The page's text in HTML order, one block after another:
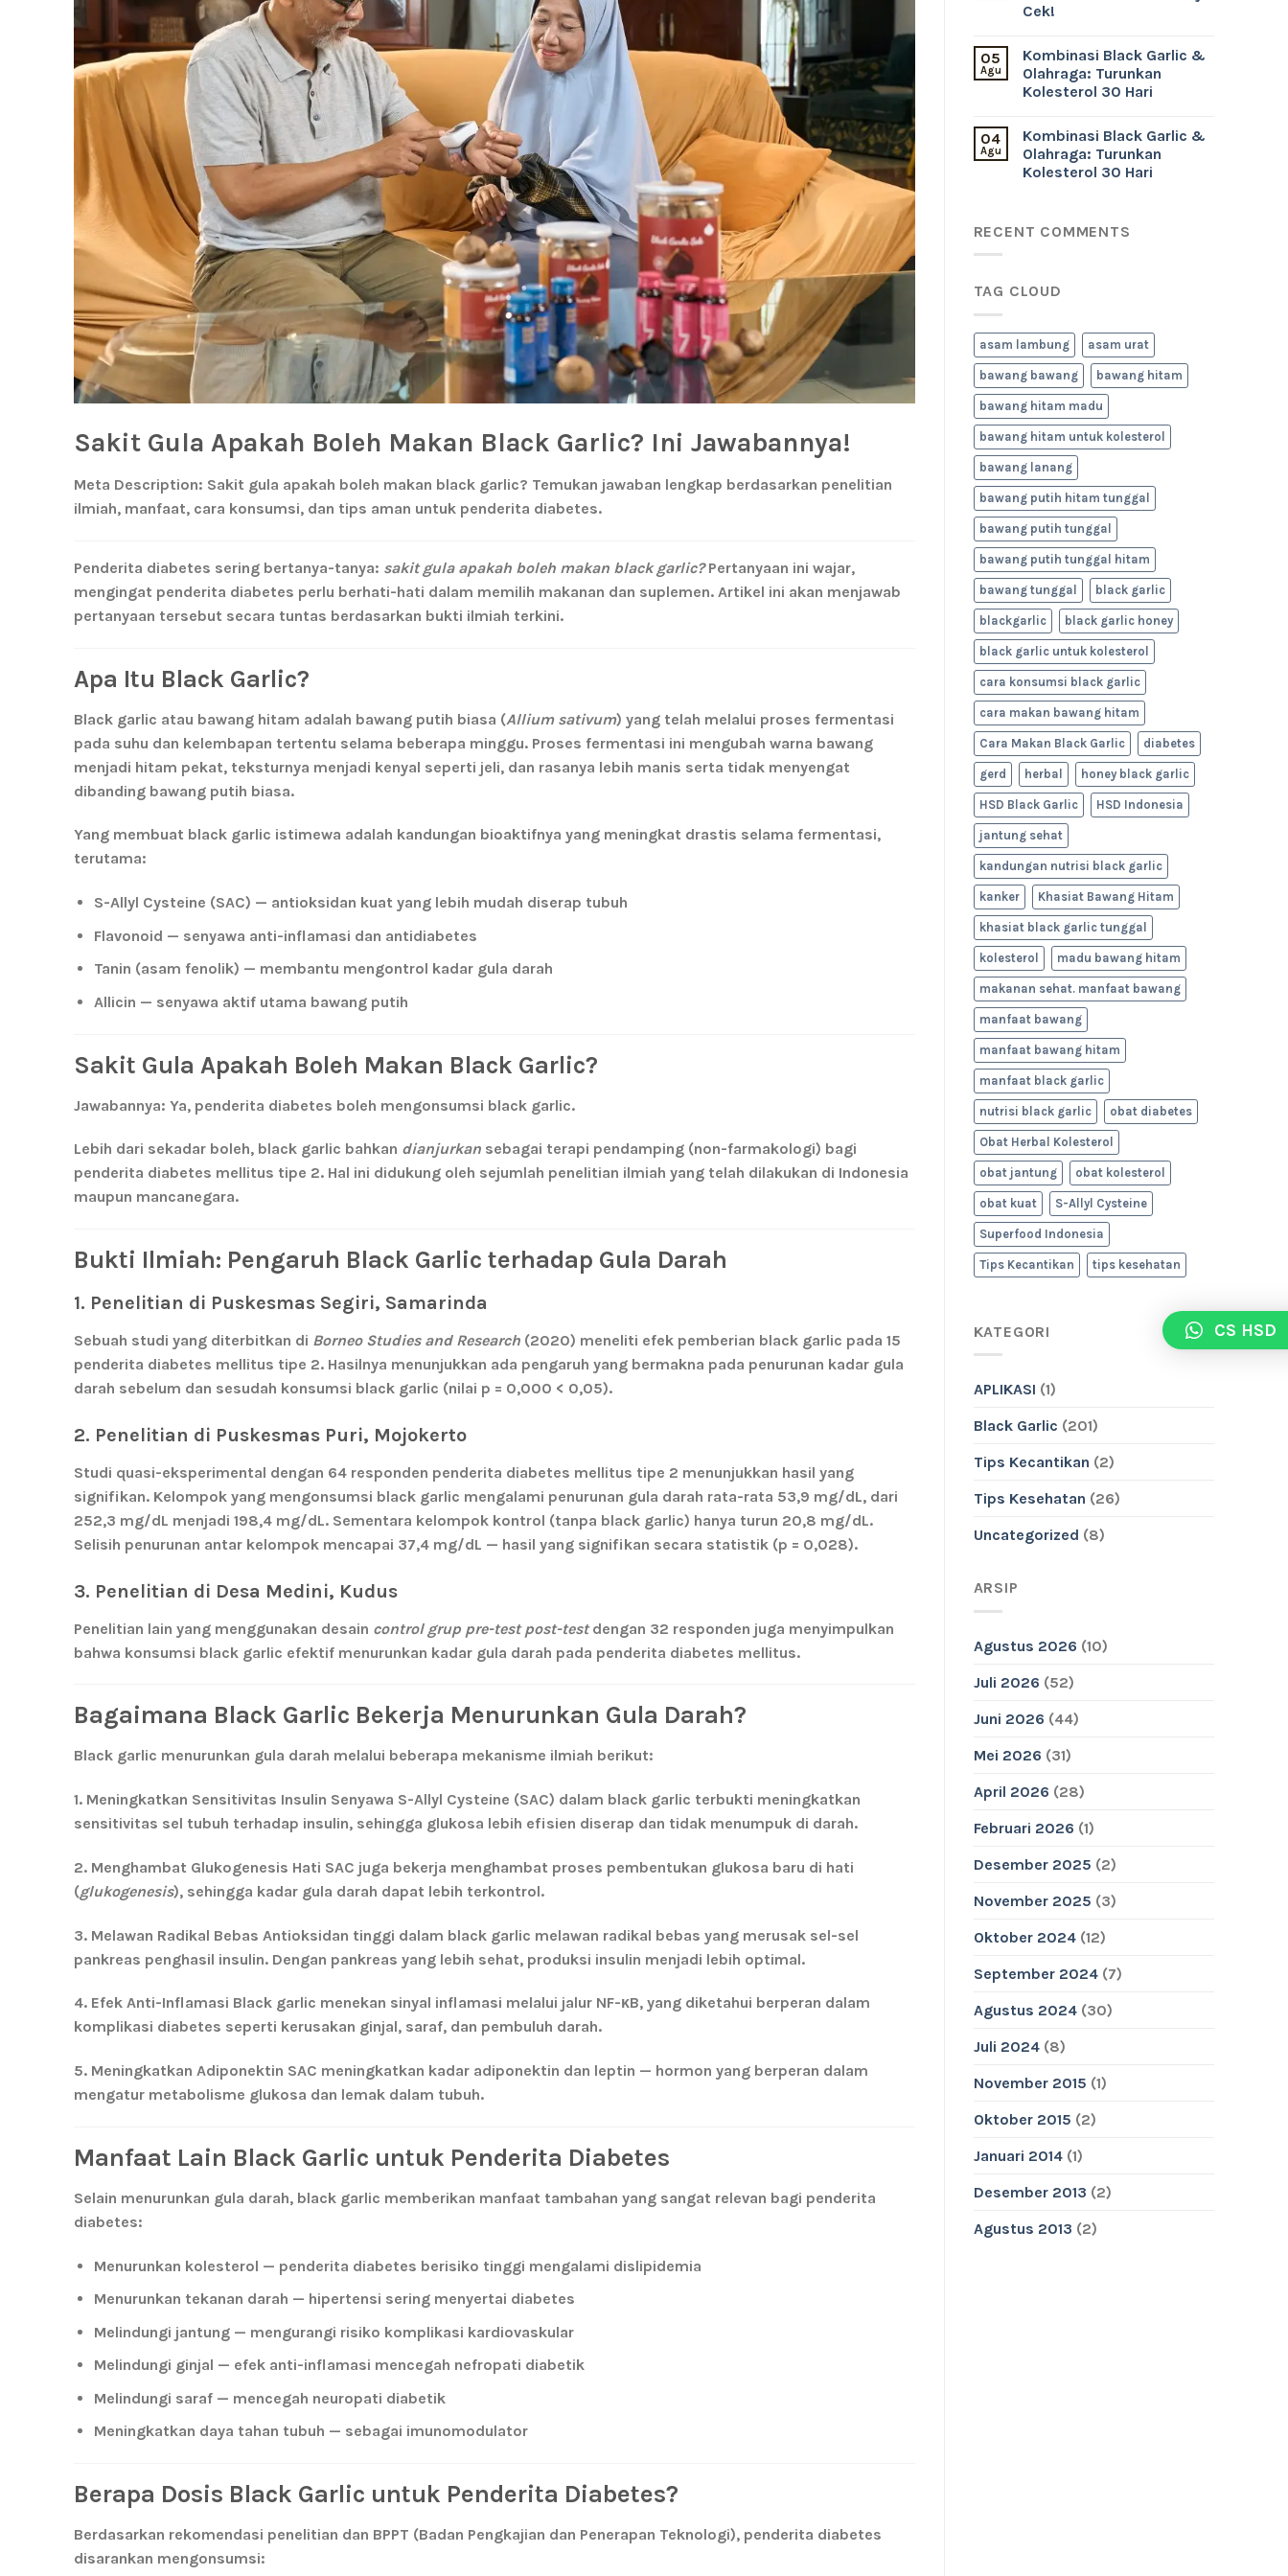
Sakit Gula Apakah Boleh Makan Black Garlic? Ini Jawabannya!
Meta Description: Sakit gula apakah boleh makan black garlic? Temukan jawaban lengkap berdasarkan penelitian
ilmiah, manfaat, cara konsumsi, dan tips aman untuk penderita diabetes.
Penderita diabetes sering bertanya-tanya: sakit gula apakah boleh makan black garlic?Pertanyaan ini wajar,
mengingat penderita diabetes perlu berhati-hati dalam memilih makanan dan suplemen. Artikel ini akan menjawab
pertanyaan tersebut secara tuntas berdasarkan bukti ilmiah terkini.
Apa Itu Black Garlic?
Black garlic atau bawang hitam adalah bawang putih biasa (Allium sativum) yang telah melalui proses fermentasi
pada suhu dan kelembapan tertentu selama beberapa minggu. Proses fermentasi ini mengubah warna bawang
menjadi hitam pekat, teksturnya menjadi kenyal seperti jeli, dan rasanya lebih manis serta tidak menyengat
dibanding bawang putih biasa.
Yang membuat black garlic istimewa adalah kandungan bioaktifnya yang meningkat drastis selama fermentasi,
terutama:
S-Allyl Cysteine (SAC) — antioksidan kuat yang lebih mudah diserap tubuh
Flavonoid — senyawa anti-inflamasi dan antidiabetes
Tanin (asam fenolik) — membantu mengontrol kadar gula darah
Allicin — senyawa aktif utama bawang putih
Sakit Gula Apakah Boleh Makan Black Garlic?
Jawabannya: Ya, penderita diabetes boleh mengonsumsi black garlic.
Lebih dari sekadar boleh, black garlic bahkan dianjurkan sebagai terapi pendamping (non-farmakologi) bagi
penderita diabetes mellitus tipe 2. Hal ini didukung oleh sejumlah penelitian ilmiah yang telah dilakukan di Indonesia
maupun mancanegara.
Bukti Ilmiah: Pengaruh Black Garlic terhadap Gula Darah
1. Penelitian di Puskesmas Segiri, Samarinda
Sebuah studi yang diterbitkan di Borneo Studies and Research (2020) meneliti efek pemberian black garlic pada 15
penderita diabetes mellitus tipe 2. Hasilnya menunjukkan ada pengaruh yang bermakna pada penurunan kadar gula
darah sebelum dan sesudah konsumsi black garlic (nilai p = 0,000 < 0,05).
2. Penelitian di Puskesmas Puri, Mojokerto
Studi quasi-eksperimental dengan 64 responden penderita diabetes mellitus tipe 2 menunjukkan hasil yang
signifikan. Kelompok yang mengonsumsi black garlic mengalami penurunan gula darah rata-rata 53,9 mg/dL, dari
252,3 mg/dL menjadi 198,4 mg/dL. Sementara kelompok kontrol (tanpa black garlic) hanya turun 20,8 mg/dL.
Selisih penurunan antar kelompok mencapai 37,4 mg/dL — hasil yang signifikan secara statistik (p = 0,028).
3. Penelitian di Desa Medini, Kudus
Penelitian lain yang menggunakan desain control grup pre-test post-testdengan 32 responden juga menyimpulkan
bahwa konsumsi black garlic efektif menurunkan kadar gula darah pada penderita diabetes mellitus.
Bagaimana Black Garlic Bekerja Menurunkan Gula Darah?
Black garlic menurunkan gula darah melalui beberapa mekanisme ilmiah berikut:
1. Meningkatkan Sensitivitas Insulin Senyawa S-Allyl Cysteine (SAC) dalam black garlic terbukti meningkatkan
sensitivitas sel tubuh terhadap insulin, sehingga glukosa lebih efisien diserap dan tidak menumpuk di darah.
2. Menghambat Glukogenesis Hati SAC juga bekerja menghambat proses pembentukan glukosa baru di hati
(glukogenesis), sehingga kadar gula darah dapat lebih terkontrol.
3. Melawan Radikal Bebas Antioksidan tinggi dalam black garlic melawan radikal bebas yang merusak sel-sel
pankreas penghasil insulin. Dengan pankreas yang lebih sehat, produksi insulin menjadi lebih optimal.
4. Efek Anti-Inflamasi Black garlic menekan sinyal inflamasi melalui jalur NF-κB, yang diketahui berperan dalam
komplikasi diabetes seperti kerusakan ginjal, saraf, dan pembuluh darah.
5. Meningkatkan Adiponektin SAC meningkatkan kadar adiponektin dan leptin — hormon yang berperan dalam
mengatur metabolisme glukosa dan lemak dalam tubuh.
Manfaat Lain Black Garlic untuk Penderita Diabetes
Selain menurunkan gula darah, black garlic memberikan manfaat tambahan yang sangat relevan bagi penderita
diabetes:
Menurunkan kolesterol — penderita diabetes berisiko tinggi mengalami dislipidemia
Menurunkan tekanan darah — hipertensi sering menyertai diabetes
Melindungi jantung— mengurangi risiko komplikasi kardiovaskular
Melindungi ginjal — efek anti-inflamasi mencegah nefropati diabetik
Melindungi saraf— mencegah neuropati diabetik
Meningkatkan daya tahan tubuh — sebagai imunomodulator
Berapa Dosis Black Garlic untuk Penderita Diabetes?
Berdasarkan rekomendasi penelitian dan BPPT (Badan Pengkajian dan Penerapan Teknologi), penderita diabetes
disarankan mengonsumsi:
Cek!
05
Agu
Kombinasi Black Garlic &
Olahraga: Turunkan
Kolesterol 30 Hari
04
Agu
Kombinasi Black Garlic &
Olahraga: Turunkan
Kolesterol 30 Hari
RECENT COMMENTS
TAG CLOUD
asam lambung asam urat
bawang bawang bawang hitam
bawang hitam madu
bawang hitam untuk kolesterol
bawang lanang
bawang putih hitam tunggal
bawang putih tunggal
bawang putih tunggal hitam
bawang tunggal black garlic
blackgarlic black garlic honey
black garlic untuk kolesterol
cara konsumsi black garlic
cara makan bawang hitam
Cara Makan Black Garlic diabetes
gerd herbal honey black garlic
HSD Black Garlic HSD Indonesia
jantung sehat
kandungan nutrisi black garlic
kanker Khasiat Bawang Hitam
khasiat black garlic tunggal
kolesterol madu bawang hitam
makanan sehat. manfaat bawang
manfaat bawang
manfaat bawang hitam
manfaat black garlic
nutrisi black garlic obat diabetes
Obat Herbal Kolesterol
obat jantung obat kolesterol
obat kuat S-Allyl Cysteine
Superfood Indonesia
Tips Kecantikan tips kesehatan
KATEGORI
APLIKASI (1)
Black Garlic (201)
Tips Kecantikan (2)
Tips Kesehatan (26)
Uncategorized (8)
ARSIP
Agustus 2026 (10)
Juli 2026 (52)
Juni 2026 (44)
Mei 2026 (31)
April 2026 (28)
Februari 2026 (1)
Desember 2025 (2)
November 2025 (3)
Oktober 2024(12)
September 2024(7)
Agustus 2024(30)
Juli 2024(8)
November 2015 (1)
Oktober 2015 (2)
Januari 2014(1)
Desember 2013 (2)
Agustus 2013 (2)
CS HSD